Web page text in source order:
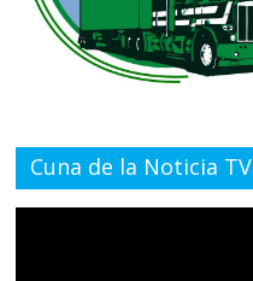
Cuna de la Noticia TV